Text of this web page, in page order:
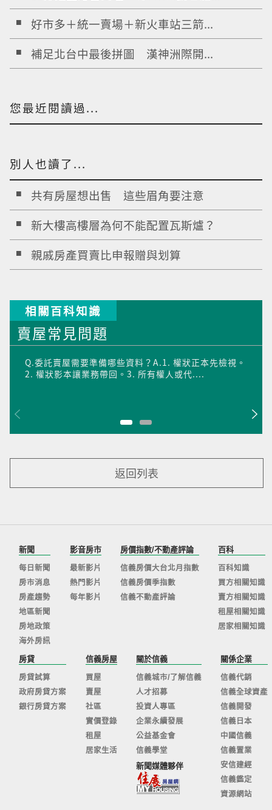
好市多＋統一賣場＋新火車站三箭...
補足北台中最後拼圖 漢神洲際開...
您最近閱讀過...
別人也讀了...
共有房屋想出售 這些眉角要注意
新大樓高樓層為何不能配置瓦斯爐？
親戚房產買賣比申報贈與划算
相關百科知識
賣屋常見問題
Q.委託賣屋需要準備哪些資料？A.1. 權狀正本先檢視。
2. 權狀影本讓業務帶回。3. 所有權人或代....
返回列表
新聞
每日新聞
房市消息
房產趨勢
地區新聞
房地政策
海外房訊
影音房市
最新影片
熱門影片
每年影片
房價指數/不動產評論
信義房價大台北月指數
信義房價季指數
信義不動產評論
百科
百科知識
買方相關知識
賣方相關知識
租屋相關知識
居家相關知識
房貸
房貸試算
政府房貸方案
銀行房貸方案
信義房屋
買屋
賣屋
社區
實價登錄
租屋
居家生活
關於信義
信義城市/了解信義
人才招募
投資人專區
企業永續發展
公益基金會
信義學堂
新聞媒體夥伴
關係企業
信義代銷
信義全球資產
信義開發
信義日本
中國信義
信義置業
安信建經
信義鑑定
資源網站